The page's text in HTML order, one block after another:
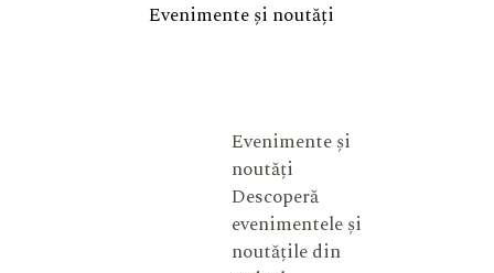
Evenimente și noutăți
Evenimente și
noutăți
Descoperă
evenimentele și
noutățile din